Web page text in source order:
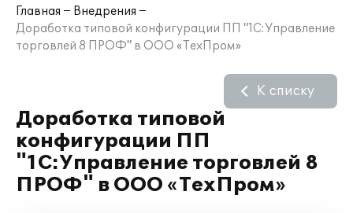
Главная
Внедрения
Доработка типовой конфигурации ПП "1С:Управление
торговлей 8 ПРОФ" в ООО «ТехПром»
Доработка типовой
конфигурации ПП
"1С:Управление торговлей 8
ПРОФ" в ООО «ТехПром»
К списку